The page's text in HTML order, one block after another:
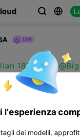
 
1812and
is
l'esperienza
dei modelli,